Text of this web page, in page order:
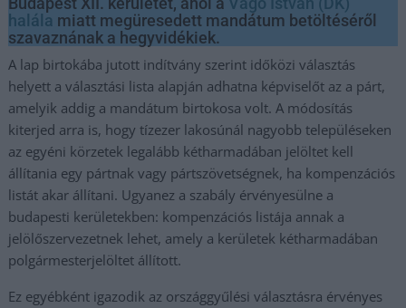
halála miatt megüresedett mandátum betöltéséről
szavaznának a hegyvidékiek.
A lap birtokába jutott indítvány szerint időközi választás
helyett a választási lista alapján adhatna képviselőt az a párt,
amelyik addig a mandátum birtokosa volt. A módosítás
kiterjed arra is, hogy tízezer lakosúnál nagyobb településeken
az egyéni körzetek legalább kétharmadában jelöltet kell
állítania egy pártnak vagy pártszövetségnek, ha kompenzációs
listát akar állítani. Ugyanez a szabály érvényesülne a
budapesti kerületekben: kompenzációs listája annak a
jelölőszervezetnek lehet, amely a kerületek kétharmadában
polgármesterjelöltet állított.
Ez egyébként igazodik az országgyűlési választásra érvényes